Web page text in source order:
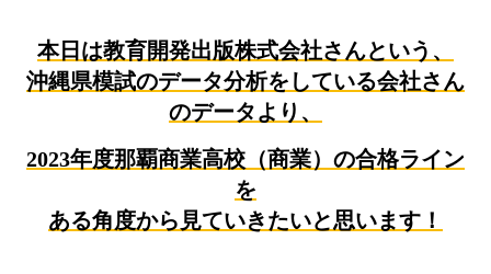
本日は教育開発出版株式会社さんという、
沖縄県模試のデータ分析をしている会社さん
のデータより、
2023年度那覇商業高校（商業）の合格ライン
を
ある角度から見ていきたいと思います！